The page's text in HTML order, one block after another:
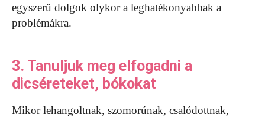
egyszerű dolgok olykor a leghatékonyabbak a
problémákra.
3. Tanuljuk meg elfogadni a
dicséreteket, bókokat
Mikor lehangoltnak, szomorúnak, csalódottnak,